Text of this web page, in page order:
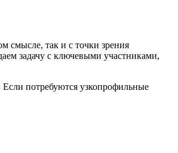
смысле, так и с точки зрения
задачу с ключевыми участниками,
потребуются узкопрофильные